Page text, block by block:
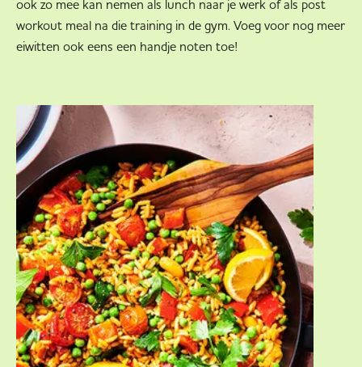
ook zo mee kan nemen als lunch naar je werk of als post
workout meal na die training in de gym. Voeg voor nog meer
eiwitten ook eens een handje noten toe!